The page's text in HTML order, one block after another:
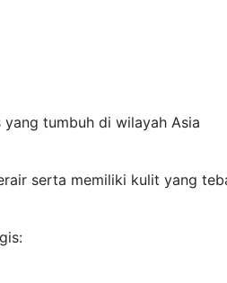
tumbuh di wilayah Asia
serta memiliki kulit yang